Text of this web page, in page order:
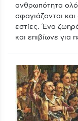
ανθρωπότητα
σφαγιάζονται
εστίες. Ένα
και επιβίωνε για